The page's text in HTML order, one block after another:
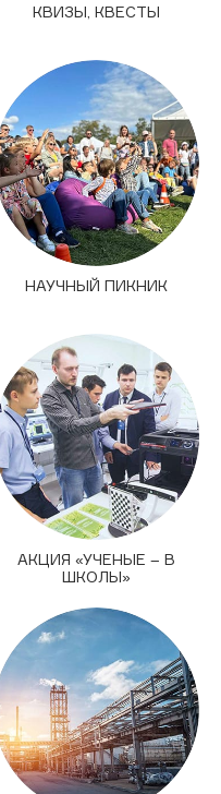
КВИЗЫ, КВЕСТЫ
НАУЧНЫЙ ПИКНИК
АКЦИЯ «УЧЕНЫЕ – В
ШКОЛЫ»